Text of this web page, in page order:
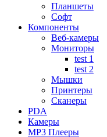
Планшеты
Софт
Компоненты
Веб-камеры
Мониторы
test 1
test 2
Мышки
Принтеры
Сканеры
PDA
Камеры
MP3 Плееры